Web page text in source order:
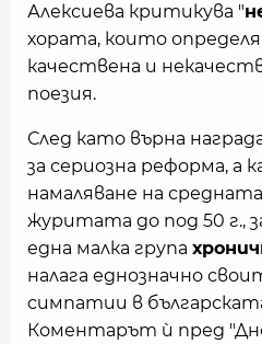
Алексиева критикува "
хората, които
качествена и
поезия.
След като върна
за сериозна реформа, а
намаляване на
журитата до под 50 г.,
една малка група
налага еднозначно
симпатии в
Коментарът ѝ пред